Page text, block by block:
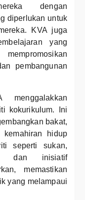
dengan
diperlukan untuk
KVA juga
yang
pembangunan
kokurikulum. Ini
bakat,
kemahiran hidup
seperti sukan,
dan inisiatif
memastikan
yang melampaui